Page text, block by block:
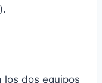
los dos equipos